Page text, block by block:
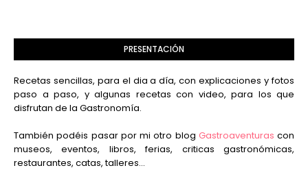
PRESENTACIÓN
Recetas sencillas, para el dia a día, con explicaciones y fotos
paso a paso, y algunas recetas con video, para los que
disfrutan de la Gastronomía.
También podéis pasar por mi otro blog Gastroaventuras con
museos, eventos, libros, ferias, criticas gastronómicas,
restaurantes, catas, talleres...